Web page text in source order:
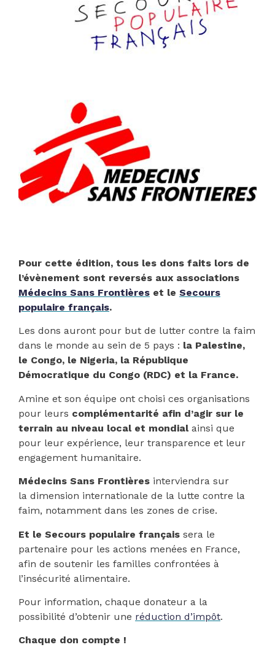
Pour cette édition, tous les dons faits lors de
l’évènement sont reversés aux associations
Médecins Sans Frontières et le Secours
populaire français.
Les dons auront pour but de lutter contre la faim
dans le monde au sein de 5 pays : la Palestine,
le Congo, le Nigeria, la République
Démocratique du Congo (RDC) et la France.
Amine et son équipe ont choisi ces organisations
pour leurs complémentarité afin d’agir sur le
terrain au niveau local et mondialainsi que
pour leur expérience, leur transparence et leur
engagement humanitaire.
Médecins Sans Frontières interviendra sur
la dimension internationale de la lutte contre la
faim, notamment dans les zones de crise.
Et le Secours populaire français sera le
partenaire pour les actions menées en France,
afin de soutenir les familles confrontées à
l’insécurité alimentaire.
Pour information, chaque donateur a la
possibilité d’obtenir une réduction d’impôt.
Chaque don compte !